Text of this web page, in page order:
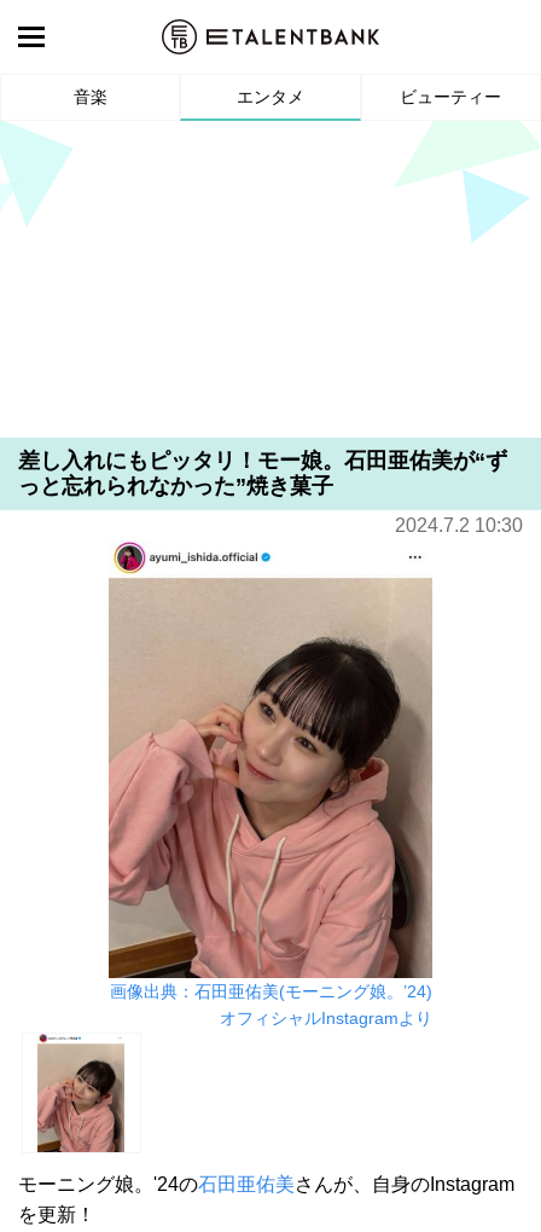
音楽 エンタメ ビューティー
差し入れにもピッタリ！モー娘。石田亜佑美が“ず
っと忘れられなかった”焼き菓子
2024.7.2 10:30
画像出典：石田亜佑美(モーニング娘。’24)
オフィシャルInstagramより
モーニング娘。'24の石田亜佑美さんが、自身のInstagram
を更新！